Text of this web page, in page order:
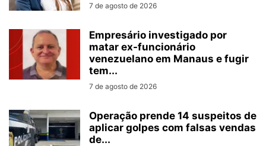
7 de agosto de 2026
Empresário investigado por
matar ex-funcionário
venezuelano em Manaus e fugir
tem...
7 de agosto de 2026
Operação prende 14 suspeitos de
aplicar golpes com falsas vendas
de...